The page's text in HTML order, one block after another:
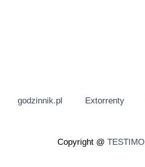
godzinnik.pl Extorrenty
Copyright @ TESTIMO